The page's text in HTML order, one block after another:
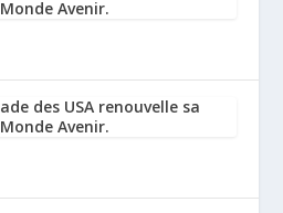
Avenir.
des USA renouvelle sa
Avenir.